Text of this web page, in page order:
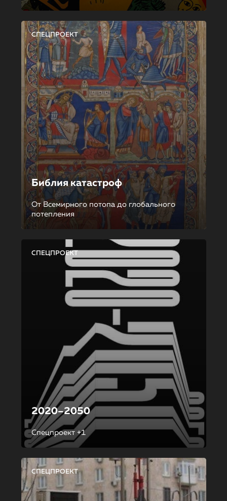
СПЕЦПРОЕКТ
Библия катастроф
От Всемирного потопа до глобального
потепления
СПЕЦПРОЕКТ
2020–2050
Спецпроект +1
СПЕЦПРОЕКТ